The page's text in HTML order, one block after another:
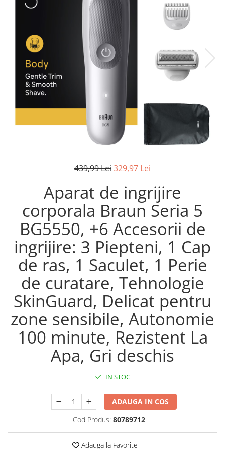
Pistoale de lipit
Tigai si Seturi
Unelte si aparate de masura
Uscatoare Rufe
Veioze si Lampi
439,99 Lei329,97 Lei
Aparat de ingrijire
corporala Braun Seria 5
BG5550, +6 Accesorii de
ingrijire: 3 Piepteni, 1 Cap
de ras, 1 Saculet, 1 Perie
de curatare, Tehnologie
SkinGuard, Delicat pentru
zone sensibile, Autonomie
100 minute, Rezistent La
Apa, Gri deschis
IN STOC
ADAUGA IN COS
Cod Produs: 80789712
Adauga la Favorite